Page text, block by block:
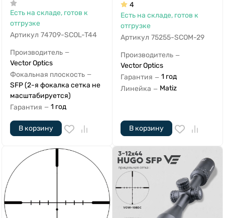
Есть на складе, готов к
отгрузке
Артикул 74709-SCOL-T44
Производитель —
Vector Optics
Фокальная плоскость —
SFP (2-я фокалка сетка не
масштабируется)
Гарантия — 1 год
В корзину
4
Есть на складе, готов к
отгрузке
Артикул 75255-SCOM-29
Производитель —
Vector Optics
Гарантия — 1 год
Линейка — Matiz
В корзину